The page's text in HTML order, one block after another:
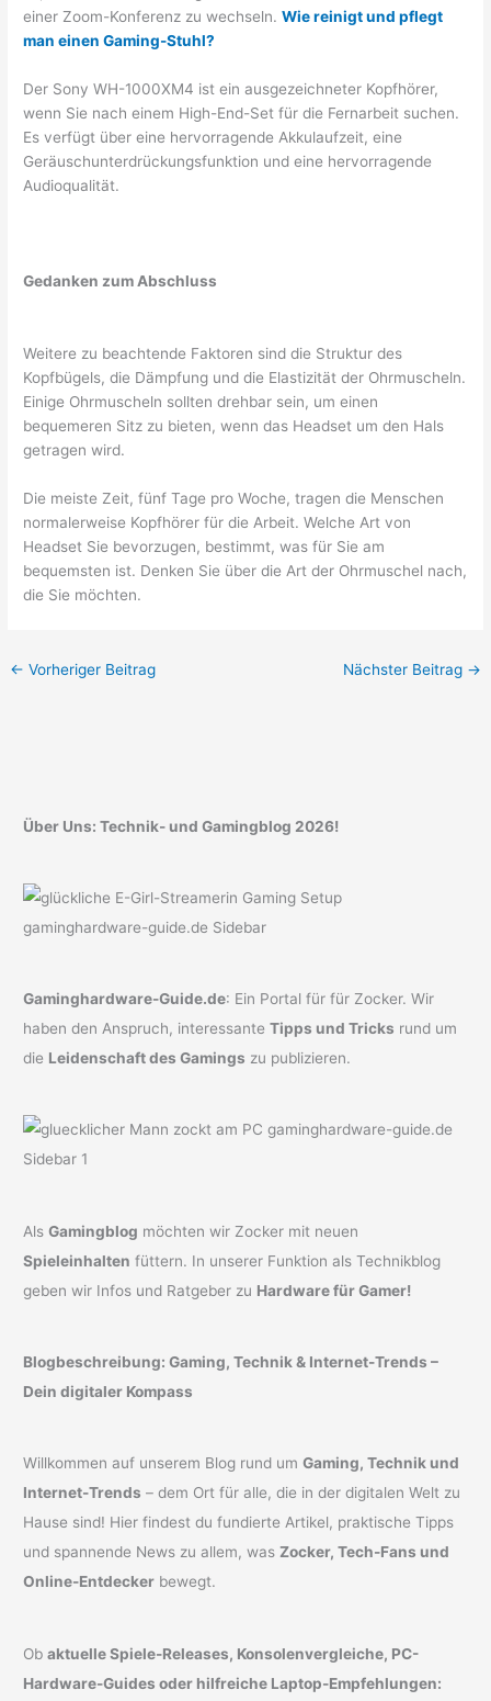
einer Zoom-Konferenz zu wechseln.Wie reinigt und pflegt
man einen Gaming-Stuhl?
Der Sony WH-1000XM4 ist ein ausgezeichneter Kopfhörer,
wenn Sie nach einem High-End-Set für die Fernarbeit suchen.
Es verfügt über eine hervorragende Akkulaufzeit, eine
Geräuschunterdrückungsfunktion und eine hervorragende
Audioqualität.
Gedanken zum Abschluss
Weitere zu beachtende Faktoren sind die Struktur des
Kopfbügels, die Dämpfung und die Elastizität der Ohrmuscheln.
Einige Ohrmuscheln sollten drehbar sein, um einen
bequemeren Sitz zu bieten, wenn das Headset um den Hals
getragen wird.
Die meiste Zeit, fünf Tage pro Woche, tragen die Menschen
normalerweise Kopfhörer für die Arbeit. Welche Art von
Headset Sie bevorzugen, bestimmt, was für Sie am
bequemsten ist. Denken Sie über die Art der Ohrmuschel nach,
die Sie möchten.
← Vorheriger Beitrag Nächster Beitrag →
Über Uns: Technik- und Gamingblog 2026!
Gaminghardware-Guide.de: Ein Portal für für Zocker. Wir
haben den Anspruch, interessanteTipps und Tricks rund um
die Leidenschaft des Gamings zu publizieren.
AlsGamingblog möchten wir Zocker mit neuen
Spieleinhalten füttern. In unserer Funktion als Technikblog
geben wir Infos und Ratgeber zu Hardware für Gamer!
Blogbeschreibung: Gaming, Technik & Internet-Trends –
Dein digitaler Kompass
Willkommen auf unserem Blog rund umGaming, Technik und
Internet-Trends – dem Ort für alle, die in der digitalen Welt zu
Hause sind! Hier findest du fundierte Artikel, praktische Tipps
und spannende News zu allem, wasZocker, Tech-Fans und
Online-Entdecker bewegt.
Obaktuelle Spiele-Releases, Konsolenvergleiche, PC-
Hardware-Guides oder hilfreiche Laptop-Empfehlungen: